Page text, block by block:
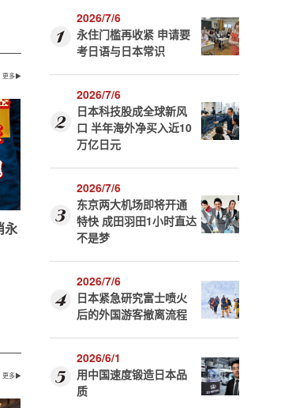
更多▶
永
更多▶
2026/7/6
永住门槛再收紧 申请要
考日语与日本常识
2026/7/6
日本科技股成全球新风
口 半年海外净买入近10
万亿日元
2026/7/6
东京两大机场即将开通
特快 成田羽田1小时直达
不是梦
2026/7/6
日本紧急研究富士喷火
后的外国游客撤离流程
2026/6/1
用中国速度锻造日本品
质